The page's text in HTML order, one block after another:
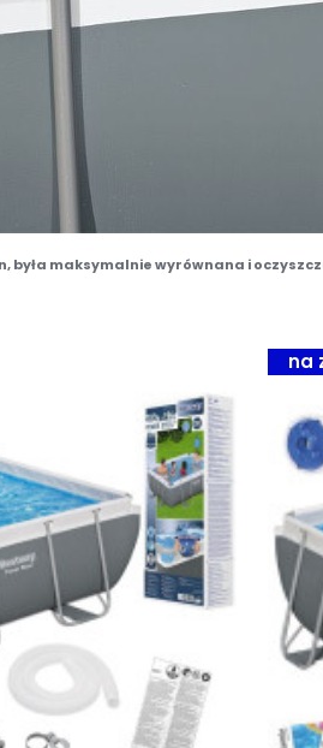
była maksymalnie wyrównana i
na